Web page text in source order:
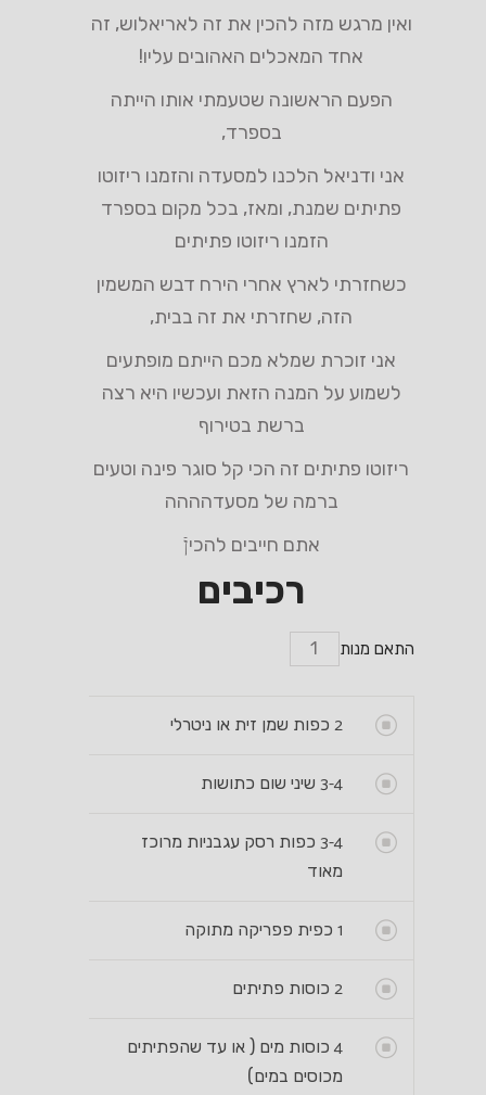
ואין מרגש מזה להכין את זה לאריאלוש, זה
אחד המאכלים האהובים עליו!
הפעם הראשונה שטעמתי אותו הייתה
בספרד,
אני ודניאל הלכנו למסעדה והזמנו ריזוטו
פתיתים שמנת, ומאז, בכל מקום בספרד
הזמנו ריזוטו פתיתים
כשחזרתי לארץ אחרי הירח דבש המשמין
הזה, שחזרתי את זה בבית,
אני זוכרת שמלא מכם הייתם מופתעים
לשמוע על המנה הזאת ועכשיו היא רצה
ברשת בטירוף
ריזוטו פתיתים זה הכי קל סוגר פינה וטעים
ברמה של מסעדהההה
אתם חייבים להכיןֿ
רכיבים
התאם מנות
2 כפות שמן זית או ניטרלי
3-4 שיני שום כתושות
3-4 כפות רסק עגבניות מרוכז
מאוד
1 כפית פפריקה מתוקה
2 כוסות פתיתים
4 כוסות מים ( או עד שהפתיתים
מכוסים במים)